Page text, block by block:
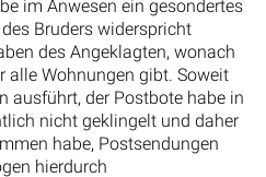
im Anwesen ein gesondertes
Bruders widerspricht
des Angeklagten, wonach
alle Wohnungen gibt. Soweit
ausführt, der Postbote habe in
nicht geklingelt und daher
habe, Postsendungen
hierdurch